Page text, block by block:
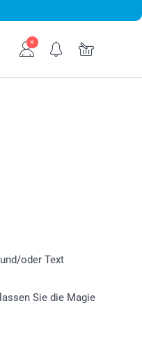
oder Text
Sie die Magie